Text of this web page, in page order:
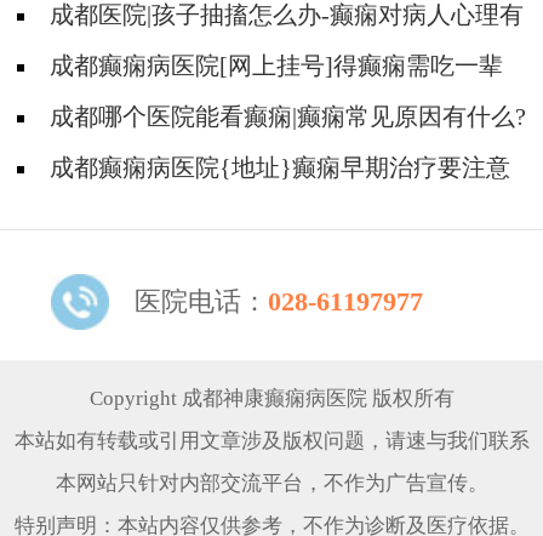
些遗传病可能伴有癫痫发生
成都医院|孩子抽搐怎么办-癫痫对病人心理有
影响吗?
成都癫痫病医院[网上挂号]得癫痫需吃一辈
子药吗?
成都哪个医院能看癫痫|癫痫常见原因有什么?
成都癫痫病医院{地址}癫痫早期治疗要注意
医院电话： 028-61197977
Copyright 成都神康癫痫病医院 版权所有
本站如有转载或引用文章涉及版权问题，请速与我们联系
本网站只针对内部交流平台，不作为广告宣传。
特别声明：本站内容仅供参考，不作为诊断及医疗依据。